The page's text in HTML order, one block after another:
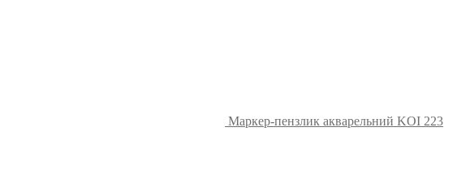
Маркер-пензлик акварельний KOI 223